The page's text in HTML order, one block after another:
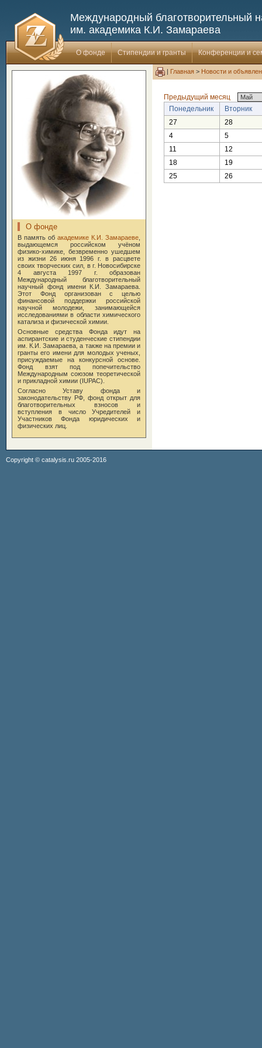
Международный благотворительный
им. академика К.И. Замараева
О фонде Стипендии и гранты Конференции и
О фонде
В память об академике К.И. Замараеве
выдающемся российском учёном
физико-химике, безвременно ушедшем
из жизни 26 июня 1996 г. в расцвете
своих творческих сил, в г. Новосибирске
4 августа 1997 г. образован
Международный благотворительный
научный фонд имени К.И. Замараева.
Этот Фонд организован с целью
финансовой поддержки российской
научной молодежи, занимающейся
исследованиями в области химического
катализа и физической химии.
Основные средства Фонда идут на
аспирантские и студенческие стипендии
им. К.И. Замараева , а также на премии и
гранты его имени для молодых ученых,
присуждаемые на конкурсной основе.
Фонд взят под попечительство
Международным союзом теоретической
и прикладной химии (IUPAC).
Согласно Уставу фонда и
законодательству РФ, фонд открыт для
благотворительных взносов и
вступления в число Учредителей и
Участников Фонда юридических и
физических лиц.
| Главная > Новости и
Предыдущий месяц
Понедельник
Вторник
27
28
4
5
11
12
18
19
25
26
Copyright © catalysis.ru 2005-2016